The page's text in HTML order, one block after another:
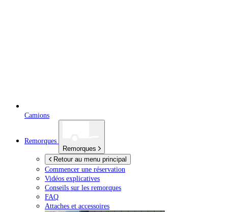
Camions
Remorques
Remorques
Retour au menu principal
Commencer une réservation
Vidéos explicatives
Conseils sur les remorques
FAQ
Attaches et accessoires